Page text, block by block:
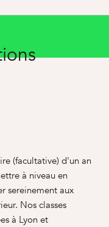
(facultative) d'un an
à niveau en
sereinement aux
Nos classes
à Lyon et